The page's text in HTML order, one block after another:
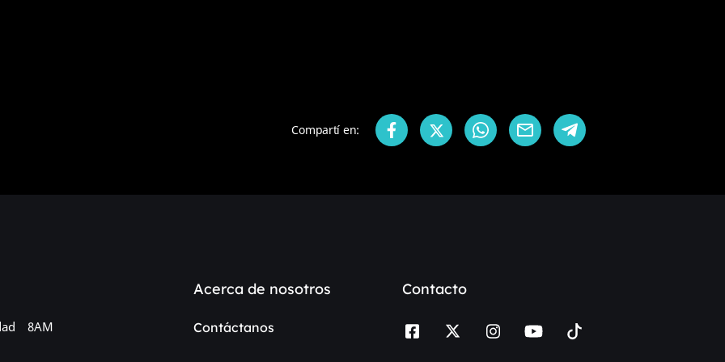
Compartí en:
8AM
Acerca de nosotros
Contáctanos
Contacto